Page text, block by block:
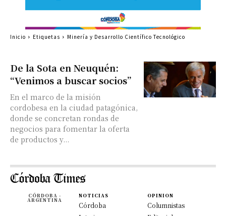
De la Sota en Neuquén:
“Venimos a buscar socios”
En el marco de la misión
cordobesa en la ciudad patagónica,
donde se concretan rondas de
negocios para fomentar la oferta
de productos y...
Inicio Etiquetas Minería y Desarrollo Científico Tecnológico
CÓRDOBA -
ARGENTINA
NOTICIAS
Córdoba
OPINION
Columnistas